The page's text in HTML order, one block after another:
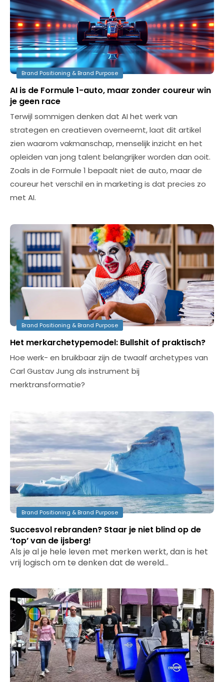
Brand Positioning & Brand Purpose
AI is de Formule 1-auto, maar zonder coureur win
je geen race
Terwijl sommigen denken dat AI het werk van
strategen en creatieven overneemt, laat dit artikel
zien waarom vakmanschap, menselijk inzicht en het
opleiden van jong talent belangrijker worden dan ooit.
Zoals in de Formule 1 bepaalt niet de auto, maar de
coureur het verschil en in marketing is dat precies zo
met AI.
Brand Positioning & Brand Purpose
Het merkarchetypemodel: Bullshit of praktisch?
Hoe werk- en bruikbaar zijn de twaalf archetypes van
Carl Gustav Jung als instrument bij
merktransformatie?
Brand Positioning & Brand Purpose
Succesvol rebranden? Staar je niet blind op de
‘top’ van de ijsberg!
Als je al je hele leven met merken werkt, dan is het
vrij logisch om te denken dat de wereld…